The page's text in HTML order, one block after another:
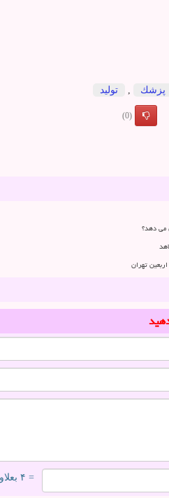
پزشك تولید
(0)
می دهد؟
تهران
= ۴ بعلاوه ۳